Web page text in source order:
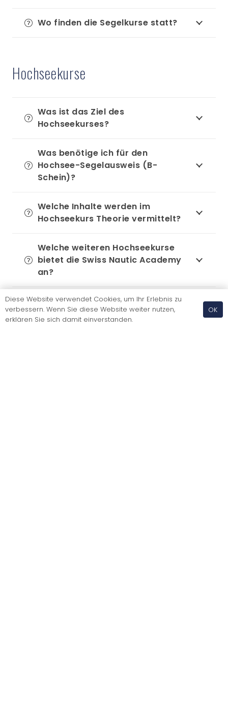
Wo finden die Segelkurse statt?
Hochseekurse
Was ist das Ziel des
Hochseekurses?
Was benötige ich für den
Hochsee-Segelausweis (B-
Schein)?
Welche Inhalte werden im
Hochseekurs Theorie vermittelt?
Welche weiteren Hochseekurse
bietet die Swiss Nautic Academy
an?
Diese Website verwendet Cookies, um Ihr Erlebnis zu
verbessern. Wenn Sie diese Website weiter nutzen,
erklären Sie sich damit einverstanden.
OK